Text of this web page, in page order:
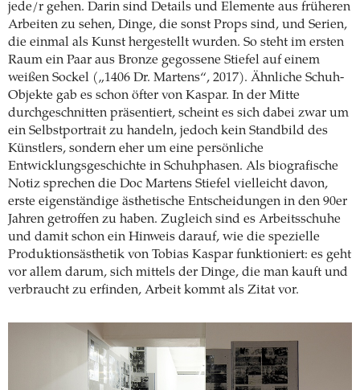
jede/r gehen. Darin sind Details und Elemente aus früheren
Arbeiten zu sehen, Dinge, die sonst Props sind, und Serien,
die einmal als Kunst hergestellt wurden. So steht im ersten
Raum ein Paar aus Bronze gegossene Stiefel auf einem
weißen Sockel („1406 Dr. Martens“, 2017). Ähnliche Schuh-
Objekte gab es schon öfter von Kaspar. In der Mitte
durchgeschnitten präsentiert, scheint es sich dabei zwar um
ein Selbstportrait zu handeln, jedoch kein Standbild des
Künstlers, sondern eher um eine persönliche
Entwicklungsgeschichte in Schuhphasen. Als biografische
Notiz sprechen die Doc Martens Stiefel vielleicht davon,
erste eigenständige ästhetische Entscheidungen in den 90er
Jahren getroffen zu haben. Zugleich sind es Arbeitsschuhe
und damit schon ein Hinweis darauf, wie die spezielle
Produktionsästhetik von Tobias Kaspar funktioniert: es geht
vor allem darum, sich mittels der Dinge, die man kauft und
verbraucht zu erfinden, Arbeit kommt als Zitat vor.